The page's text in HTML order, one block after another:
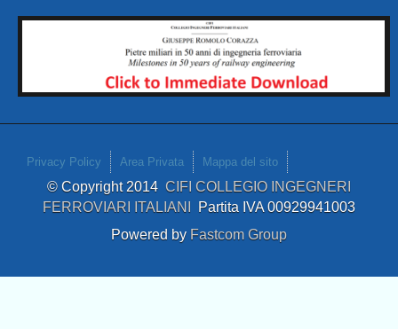
Privacy Policy Area Privata Mappa del sito
© Copyright 2014 CIFI COLLEGIO INGEGNERI
FERROVIARI ITALIANI Partita IVA 00929941003
Powered by Fastcom Group